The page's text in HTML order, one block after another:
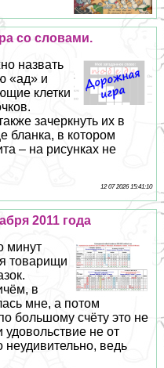
со словами.
назвать
«ад» и
клетки
зачеркнуть их в
бланка, в котором
– на рисунках не
12 07 2026 15:41:10
2011 года
минут
товарищи
в
мне, а потом
большому счёту это не
не от
неудивительно, ведь